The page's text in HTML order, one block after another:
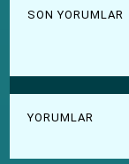
SON YORUMLAR
YORUMLAR